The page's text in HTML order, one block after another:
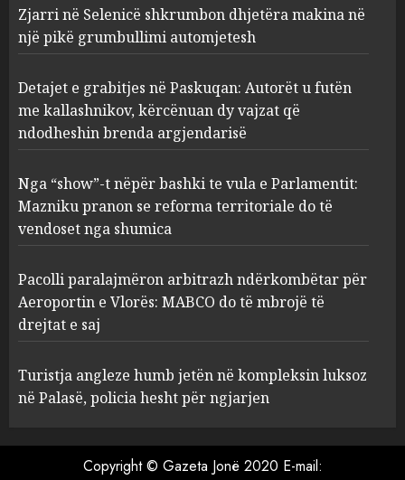
2
Paskuqan: Autorët u futën me
kallashnikov, kërcënuan dy
vajzat që ndodheshin brenda
AUGUST 5, 2026
Nga “show”-t nëpër bashki te
vula e Parlamentit: Mazniku
pranon se reforma
territoriale do të vendoset nga
shumica
AUGUST 5, 2026
Pacolli paralajmëron
arbitrazh ndërkombëtar për
Aeroportin e Vlorës: MABCO
do të mbrojë të drejtat e saj
Palasë, policia hesht për
Zjarri në Selenicë shkrumbon dhjetëra makina në
një pikë grumbullimi automjetesh
Detajet e grabitjes në Paskuqan: Autorët u futën
me kallashnikov, kërcënuan dy vajzat që
ndodheshin brenda argjendarisë
Nga “show”-t nëpër bashki te vula e Parlamentit:
Mazniku pranon se reforma territoriale do të
vendoset nga shumica
Pacolli paralajmëron arbitrazh ndërkombëtar për
Aeroportin e Vlorës: MABCO do të mbrojë të
drejtat e saj
Turistja angleze humb jetën në kompleksin luksoz
në Palasë, policia hesht për ngjarjen
Copyright © Gazeta Jonë 2020 E-mail: